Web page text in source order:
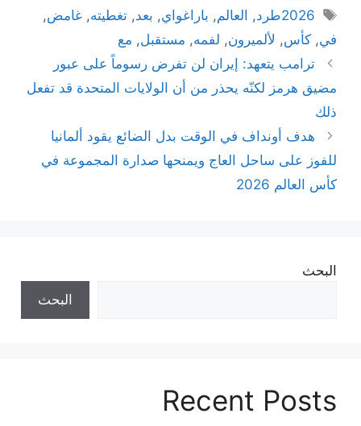
الوسوم
2026طرد , العالم, باراغواي, بعد,تغطيته,غامض,
في, كأس, لألميرون, لفمه, مستقبل, مع
ترامب يتعهد: إيران لن تفرض رسوماً على عبور
مضيق هرمز لكنّه يحذر من أن الولايات المتحدة قد تفعل
ذلك
هدف أونداف في الوقت بدل الضائع يقود ألمانيا
للفوز على ساحل العاج ويمنحها صدارة المجموعة في
كأس العالم 2026
البحث
البحث
Recent Posts